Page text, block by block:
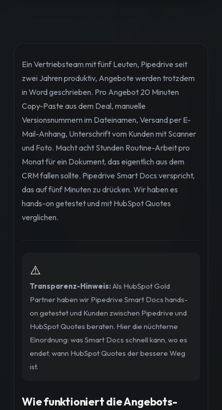
Ein Vertriebsteam mit fünf Leuten, Pipedrive seit
zwei Jahren produktiv, Angebote werden trotzdem
in Word geschrieben. Pro Angebot 20 Minuten
Copy-Paste aus dem Deal, manuelle
Versionsnummern im Dateinamen, Versand per E-
Mail-Anhang, Unterschrift vom Kunden mit Scanner
und Foto. Macht acht Stunden Routine-Arbeit pro
Monat für ein Dokument, das eigentlich aus dem
CRM fallen sollte. Pipedrive Smart Docs verspricht,
das auf fünf Minuten zu drücken. Wir haben es
hands-on getestet und mit HubSpot Quotes
verglichen.
⚠️
Transparenz-Hinweis:Als HubSpot Gold
Partner haben wir Pipedrive Smart Docs hands-
on getestet und Kunden zwischen Pipedrive und
HubSpot Quotes beraten. Hier die nüchterne
Einordnung: was Smart Docs schnell kann, wo es
endet, wann HubSpot Quotes der bessere Weg
ist.
Wie funktioniert die Angebots-